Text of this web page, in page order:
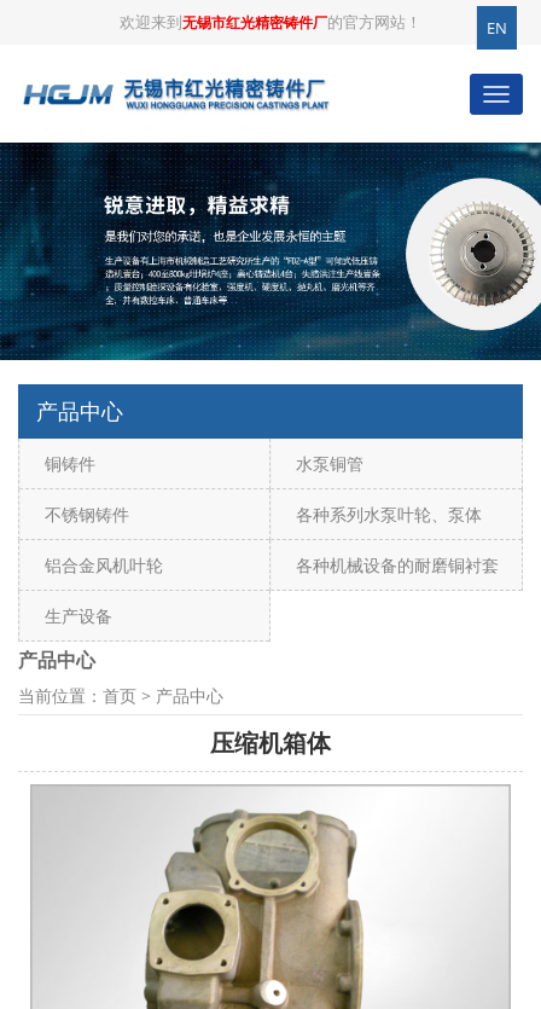
欢迎来到无锡市红光精密铸件厂的官方网站！ EN
产品中心
铜铸件 水泵铜管
不锈钢铸件 各种系列水泵叶轮、泵体
铝合金风机叶轮 各种机械设备的耐磨铜衬套
生产设备
产品中心
当前位置： 首页 > 产品中心
压缩机箱体